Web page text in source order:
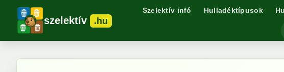
szelektív .hu
Szelektív infó Hulladéktípusok